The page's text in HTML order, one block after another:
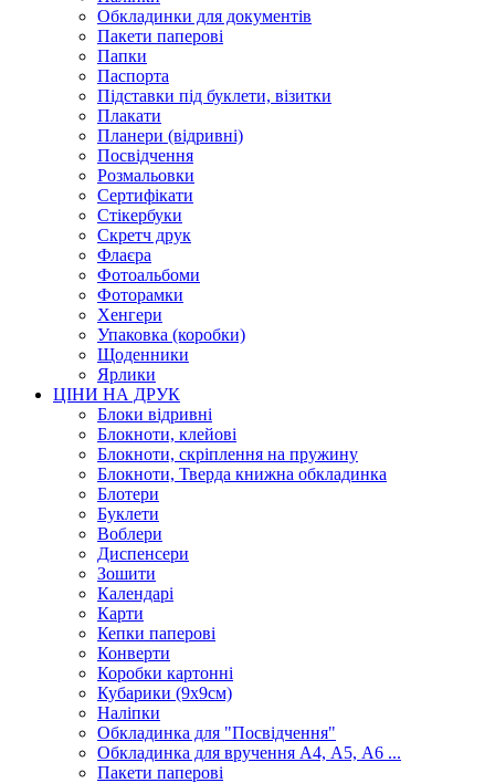
Обкладинки для документів
Пакети паперові
Папки
Паспорта
Підставки під буклети, візитки
Плакати
Планери (відривні)
Посвідчення
Розмальовки
Сертифікати
Стікербуки
Скретч друк
Флаєра
Фотоальбоми
Фоторамки
Хенгери
Упаковка (коробки)
Щоденники
Ярлики
ЦІНИ НА ДРУК
Блоки відривні
Блокноти, клейові
Блокноти, скріплення на пружину
Блокноти, Тверда книжна обкладинка
Блотери
Буклети
Воблери
Диспенсери
Зошити
Календарі
Карти
Кепки паперові
Конверти
Коробки картонні
Кубарики (9х9см)
Наліпки
Обкладинка для "Посвідчення"
Обкладинка для вручення А4, А5, А6 ...
Пакети паперові